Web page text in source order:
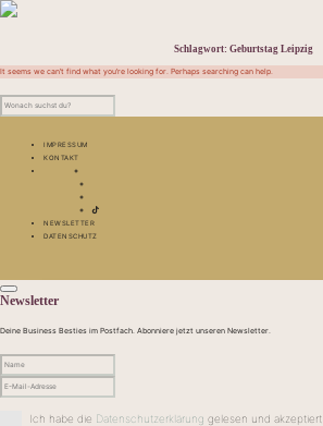
Schlagwort: Geburtstag Leipzig
It seems we can’t find what you’re looking for. Perhaps searching can help.
IMPRESSUM
KONTAKT
NEWSLETTER
DATENSCHUTZ
Newsletter
Deine Business Besties im Postfach. Abonniere jetzt unseren Newsletter.
Ich habe die Datenschutzerklärung gelesen und akzeptiert.